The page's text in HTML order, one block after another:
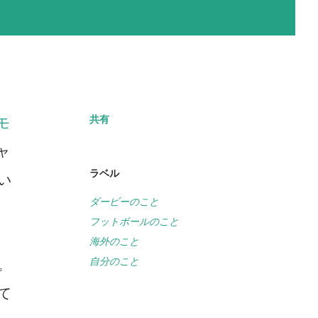
共有
ラベル
ダービーのこと
フットボールのこと
海外のこと
自分のこと